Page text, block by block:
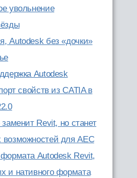
увольнение
Autodesk без «дочки»
Autodesk
свойств из CATIA в
Revit, но станет
для AEC
Autodesk Revit,
и нативного формата